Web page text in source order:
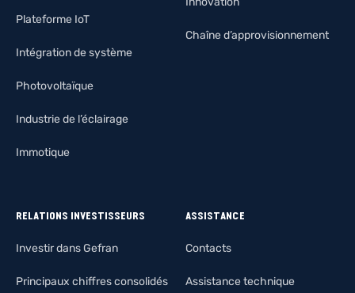
Plateforme IoT
Intégration de système
Photovoltaïque
Industrie de l’éclairage
Immotique
Chaîne d’approvisionnement
RELATIONS INVESTISSEURS
Investir dans Gefran
Principaux chiffres consolidés
ASSISTANCE
Contacts
Assistance technique